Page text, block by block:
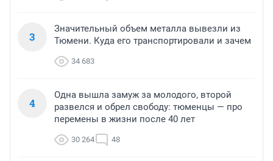
3
Значительный объем металла вывезли из
Тюмени. Куда его транспортировали и зачем
34 683
4
Одна вышла замуж за молодого, второй
развелся и обрел свободу: тюменцы — про
перемены в жизни после 40 лет
30 264 48